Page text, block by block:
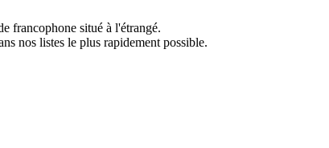
francophone situé à l'étrangé.
nos listes le plus rapidement possible.